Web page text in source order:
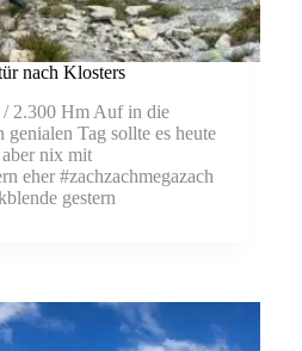
nach Klosters
2.300 Hm Auf in die
Tag sollte es heute
nix mit
eher #zachzachmegazach
gestern